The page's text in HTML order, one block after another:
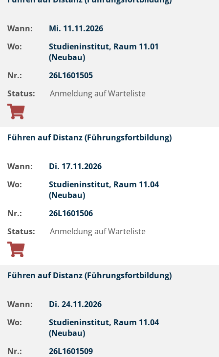
Wann: Mi. 11.11.2026
Wo:
Studieninstitut, Raum 11.01
(Neubau)
Nr.:
26L1601505
Status:
Anmeldung auf Warteliste
Führen auf Distanz (Führungsfortbildung)
Wann: Di. 17.11.2026
Wo:
Studieninstitut, Raum 11.04
(Neubau)
Nr.:
26L1601506
Status:
Anmeldung auf Warteliste
Führen auf Distanz (Führungsfortbildung)
Wann: Di. 24.11.2026
Wo:
Studieninstitut, Raum 11.04
(Neubau)
Nr.:
26L1601509